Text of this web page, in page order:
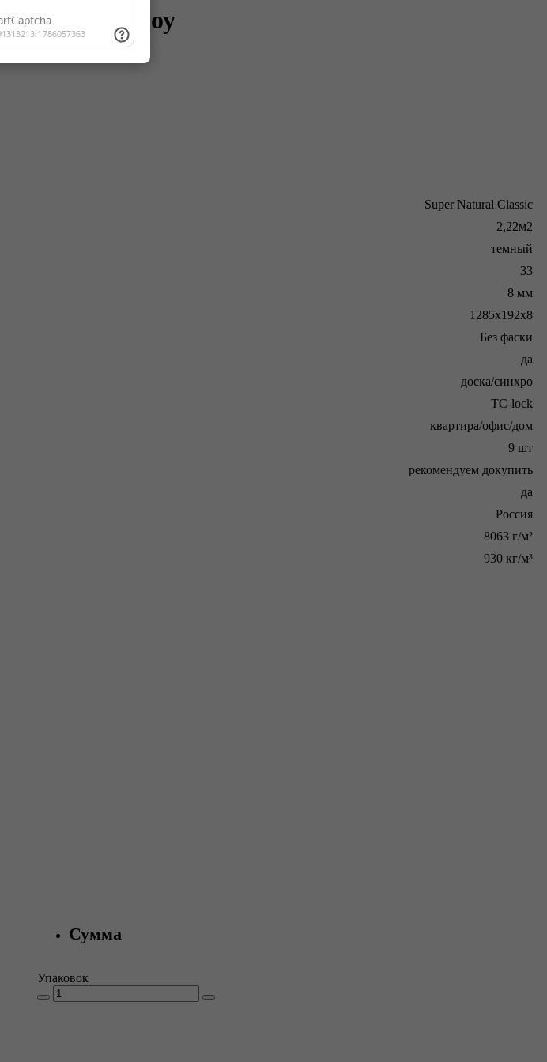
Дуб Лонгбоу
Super Natural Classic
2,22м2
темный
33
8 мм
1285x192x8
Без фаски
да
доска/синхро
TC-lock
квартира/офис/дом
9 шт
рекомендуем докупить
да
Россия
8063 г/м²
930 кг/м³
Сумма
Упаковок